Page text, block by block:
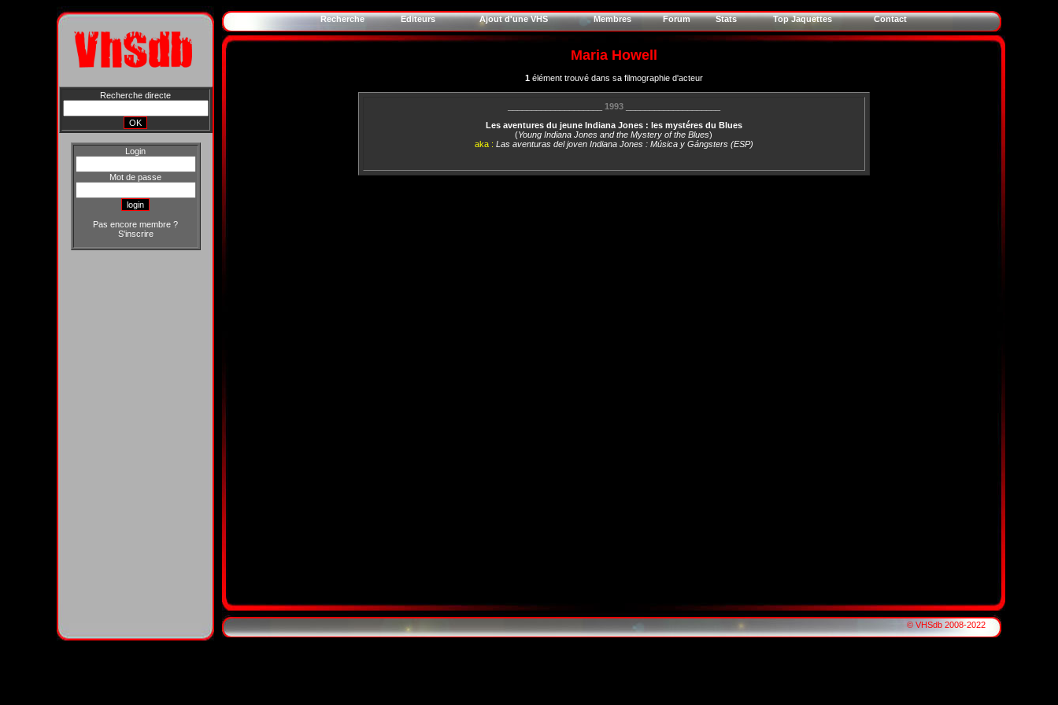
Recherche directe
Login
Mot de passe
Pas encore membre ?
S'inscrire
Recherche Editeurs Ajout d'une VHS Membres Forum Stats Top Jaquettes Contact
Maria Howell
1élément trouvé dans sa filmographie d'acteur
1993____________________
Les aventures du jeune Indiana Jones : les mystéres du Blues
(Young Indiana Jones and the Mystery of the Blues)
aka : Las aventuras del joven Indiana Jones : Música y Gángsters (ESP)
© VHSdb 2008-2022